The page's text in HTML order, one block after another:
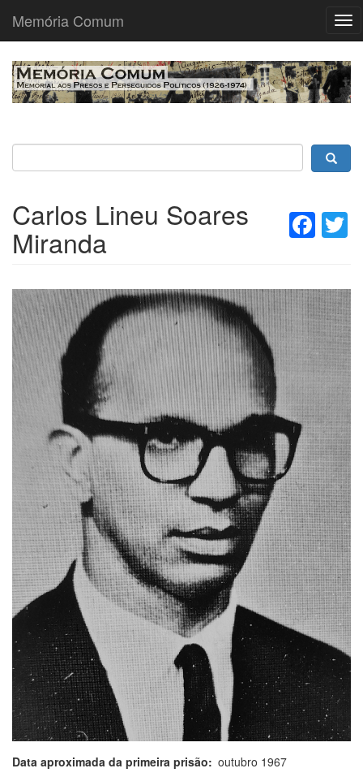
Passar
para
Memória Comum
Carlos Lineu Soares
Miranda
Data aproximada da primeira prisão
outubro 1967